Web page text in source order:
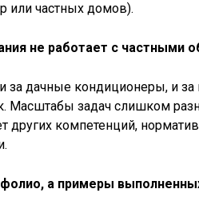
или частных домов).
не работает с частными
и за дачные кондиционеры, и
Масштабы задач слишком
других компетенций,
а примеры